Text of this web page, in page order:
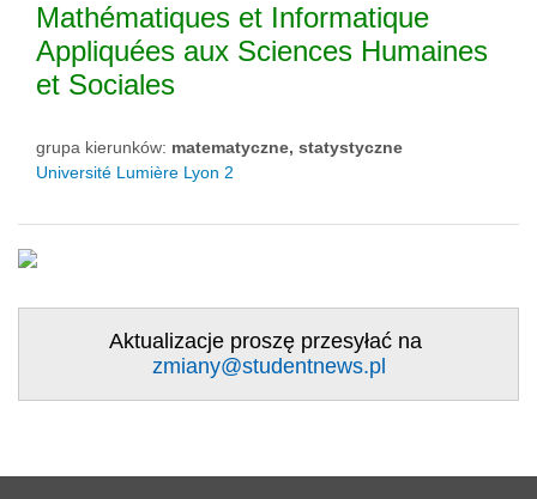
Mathématiques et Informatique
Appliquées aux Sciences Humaines
et Sociales
grupa kierunków: matematyczne, statystyczne
Université Lumière Lyon 2
Aktualizacje proszę przesyłać na
zmiany@studentnews.pl